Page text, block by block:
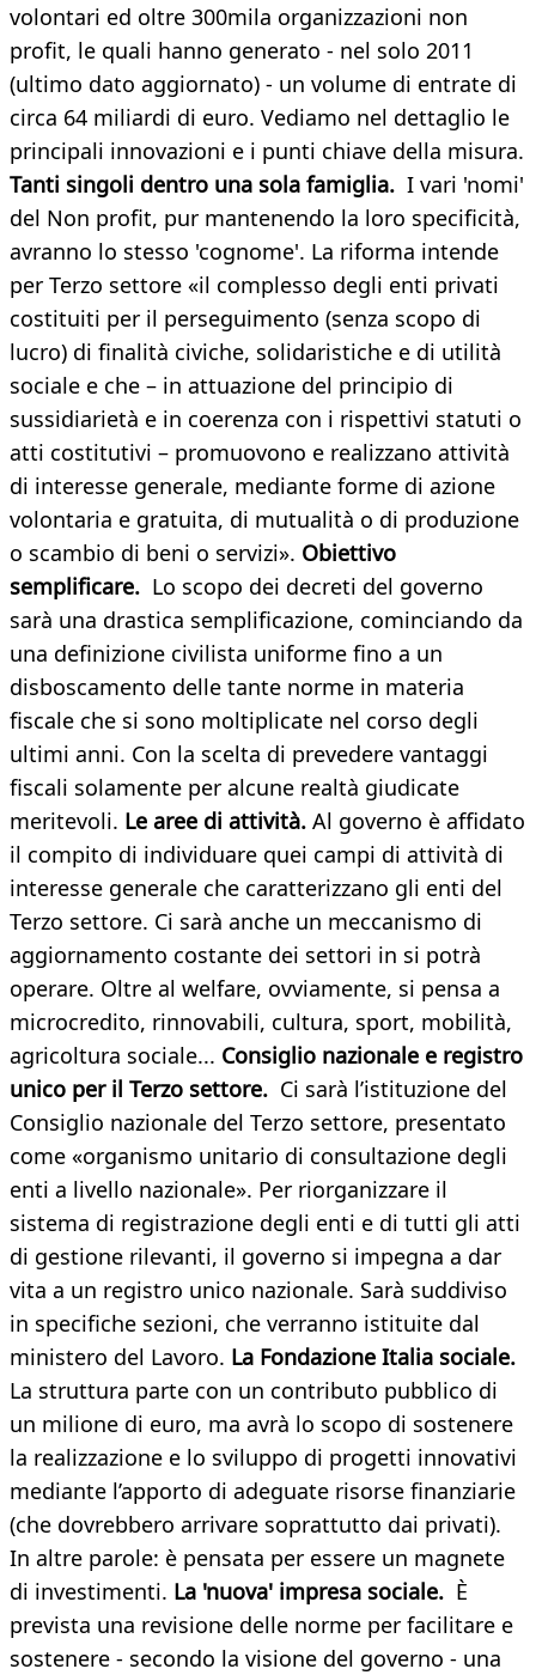
volontari ed oltre 300mila organizzazioni non
profit, le quali hanno generato - nel solo 2011
(ultimo dato aggiornato) - un volume di entrate di
circa 64 miliardi di euro. Vediamo nel dettaglio le
principali innovazioni e i punti chiave della misura.
Tanti singoli dentro una sola famiglia. I vari 'nomi'
del Non profit, pur mantenendo la loro specificità,
avranno lo stesso 'cognome'. La riforma intende
per Terzo settore «il complesso degli enti privati
costituiti per il perseguimento (senza scopo di
lucro) di finalità civiche, solidaristiche e di utilità
sociale e che – in attuazione del principio di
sussidiarietà e in coerenza con i rispettivi statuti o
atti costitutivi – promuovono e realizzano attività
di interesse generale, mediante forme di azione
volontaria e gratuita, di mutualità o di produzione
o scambio di beni o servizi». Obiettivo
semplificare. Lo scopo dei decreti del governo
sarà una drastica semplificazione, cominciando da
una definizione civilista uniforme fino a un
disboscamento delle tante norme in materia
fiscale che si sono moltiplicate nel corso degli
ultimi anni. Con la scelta di prevedere vantaggi
fiscali solamente per alcune realtà giudicate
meritevoli. Le aree di attività. Al governo è affidato
il compito di individuare quei campi di attività di
interesse generale che caratterizzano gli enti del
Terzo settore. Ci sarà anche un meccanismo di
aggiornamento costante dei settori in si potrà
operare. Oltre al welfare, ovviamente, si pensa a
microcredito, rinnovabili, cultura, sport, mobilità,
agricoltura sociale... Consiglio nazionale e registro
unico per il Terzo settore. Ci sarà l’istituzione del
Consiglio nazionale del Terzo settore, presentato
come «organismo unitario di consultazione degli
enti a livello nazionale». Per riorganizzare il
sistema di registrazione degli enti e di tutti gli atti
di gestione rilevanti, il governo si impegna a dar
vita a un registro unico nazionale. Sarà suddiviso
in specifiche sezioni, che verranno istituite dal
ministero del Lavoro. La Fondazione Italia sociale.
La struttura parte con un contributo pubblico di
un milione di euro, ma avrà lo scopo di sostenere
la realizzazione e lo sviluppo di progetti innovativi
mediante l’apporto di adeguate risorse finanziarie
(che dovrebbero arrivare soprattutto dai privati).
In altre parole: è pensata per essere un magnete
di investimenti. La 'nuova' impresa sociale. È
prevista una revisione delle norme per facilitare e
sostenere - secondo la visione del governo - una